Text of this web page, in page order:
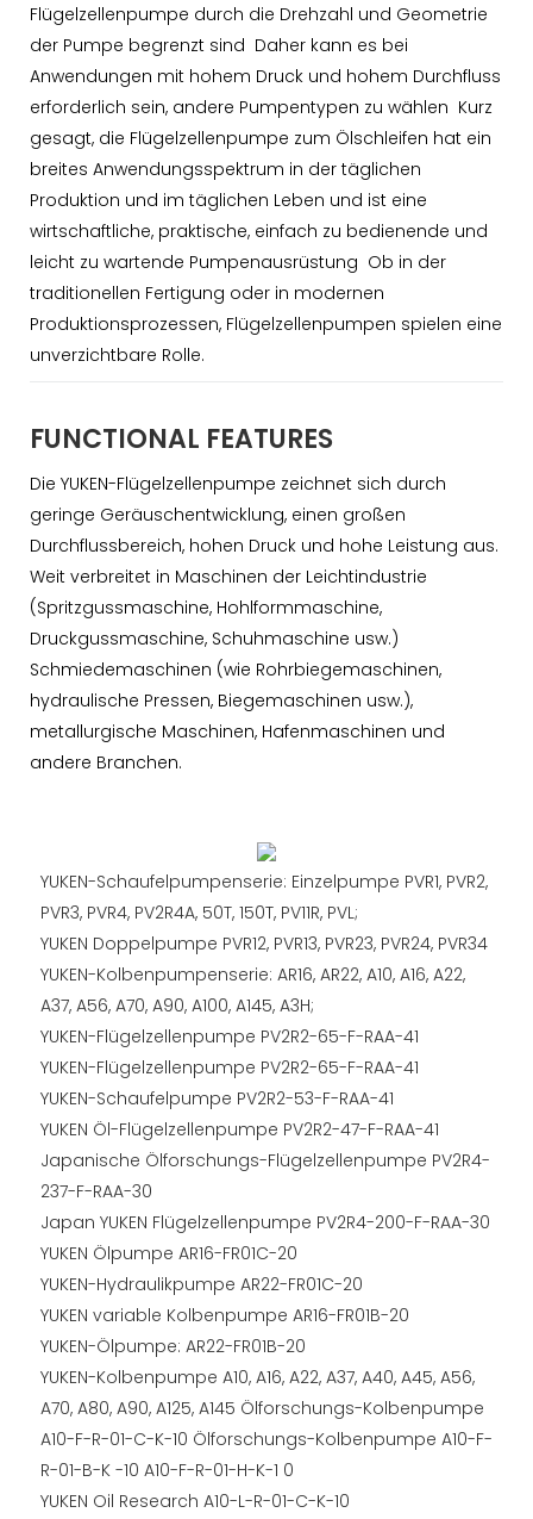
Flügelzellenpumpe durch die Drehzahl und Geometrie
der Pumpe begrenzt sind Daher kann es bei
Anwendungen mit hohem Druck und hohem Durchfluss
erforderlich sein, andere Pumpentypen zu wählen Kurz
gesagt, die Flügelzellenpumpe zum Ölschleifen hat ein
breites Anwendungsspektrum in der täglichen
Produktion und im täglichen Leben und ist eine
wirtschaftliche, praktische, einfach zu bedienende und
leicht zu wartende Pumpenausrüstung Ob in der
traditionellen Fertigung oder in modernen
Produktionsprozessen, Flügelzellenpumpen spielen eine
unverzichtbare Rolle.
FUNCTIONAL FEATURES
Die YUKEN-Flügelzellenpumpe zeichnet sich durch
geringe Geräuschentwicklung, einen großen
Durchflussbereich, hohen Druck und hohe Leistung aus.
Weit verbreitet in Maschinen der Leichtindustrie
(Spritzgussmaschine, Hohlformmaschine,
Druckgussmaschine, Schuhmaschine usw.)
Schmiedemaschinen (wie Rohrbiegemaschinen,
hydraulische Pressen, Biegemaschinen usw.),
metallurgische Maschinen, Hafenmaschinen und
andere Branchen.
YUKEN-Schaufelpumpenserie: Einzelpumpe PVR1, PVR2,
PVR3, PVR4, PV2R4A, 50T, 150T, PV11R, PVL;
YUKEN Doppelpumpe PVR12, PVR13, PVR23, PVR24, PVR34
YUKEN-Kolbenpumpenserie: AR16, AR22, A10, A16, A22,
A37, A56, A70, A90, A100, A145, A3H;
YUKEN-Flügelzellenpumpe PV2R2-65-F-RAA-41
YUKEN-Flügelzellenpumpe PV2R2-65-F-RAA-41
YUKEN-Schaufelpumpe PV2R2-53-F-RAA-41
YUKEN Öl-Flügelzellenpumpe PV2R2-47-F-RAA-41
Japanische Ölforschungs-Flügelzellenpumpe PV2R4-
237-F-RAA-30
Japan YUKEN Flügelzellenpumpe PV2R4-200-F-RAA-30
YUKEN Ölpumpe AR16-FR01C-20
YUKEN-Hydraulikpumpe AR22-FR01C-20
YUKEN variable Kolbenpumpe AR16-FR01B-20
YUKEN-Ölpumpe: AR22-FR01B-20
YUKEN-Kolbenpumpe A10, A16, A22, A37, A40, A45, A56,
A70, A80, A90, A125, A145 Ölforschungs-Kolbenpumpe
A10-F-R-01-C-K-10 Ölforschungs-Kolbenpumpe A10-F-
R-01-B-K -10 A10-F-R-01-H-K-1 0
YUKEN Oil Research A10-L-R-01-C-K-10